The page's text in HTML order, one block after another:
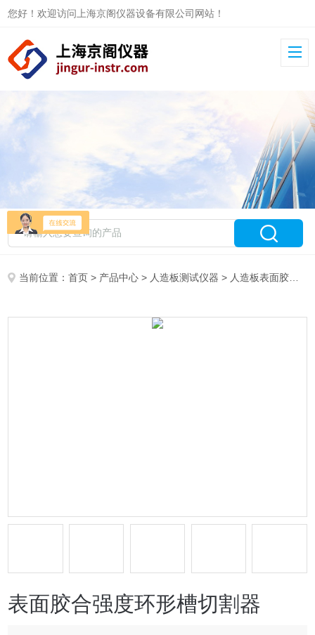
您好！欢迎访问上海京阁仪器设备有限公司网站！
当前位置：首页 > 产品中心 > 人造板测试仪器 > 人造板表面胶合强度
表面胶合强度环形槽切割器